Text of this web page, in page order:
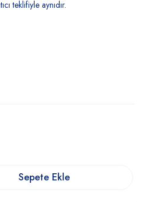
teklifiyle aynıdır.
Sepete Ekle